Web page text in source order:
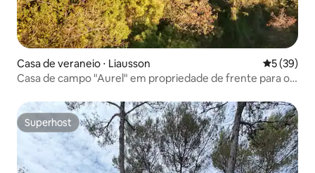
Casa de veraneio ⋅ Liausson 5 de uma
5 (39)
Casa de campo "Aurel" em propriedade de frente para o
Superhost
Superhost